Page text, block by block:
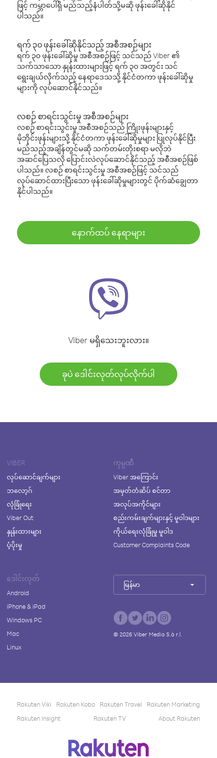
ဖြင့် ကမ္ဘာပေါ်ရှိ မည်သည့်နံပါတ်သို့မဆို ဖုန်းခေါ်ဆိုနိုင်
ပါသည်။
ရက် ၃၀ ဖုန်းခေါ်ဆိုနိုင်သည့် အစီအစဉ်များ
ရက် ၃၀ ဖုန်းခေါ်ဆိုမှု အစီအစဉ်ဖြင့် သင်သည် Viber ၏
သက်သာသော နှုန်းထားများဖြင့် ရက် ၃၀ အတွင်း သင်
ရွေးချယ်လိုက်သည့် နေရာဒေသသို့ နိုင်ငံတကာ ဖုန်းခေါ်ဆိုမှု
များကို လုပ်ဆောင်နိုင်သည်။
လစဉ် စာရင်းသွင်းမှု အစီအစဉ်များ
လစဉ် စာရင်းသွင်းမှု အစီအစဉ်သည် ကြိုးဖုန်းများနှင့်
မိုဘိုင်းဖုန်းများသို့ နိုင်ငံတကာ ဖုန်းခေါ်ဆိုမှုများ ပြုလုပ်နိုင်ပြီး
မည်သည့်အချိန်တွင်မဆို သက်တမ်းတိုးစရာ မလိုဘဲ
အဆင်ပြေသလို ပြောင်းလဲလုပ်ဆောင်နိုင်သည့် အစီအစဉ်ဖြစ်
ပါသည်။ လစဉ် စာရင်းသွင်းမှု အစီအစဉ်ဖြင့် သင်သည်
လုပ်ဆောင်ထားပြီးသော ဖုန်းခေါ်ဆိုမှုများတွင် ပိုက်ဆံချွေတာ
နိုင်ပါသည်။
နောက်ထပ် နေရာများ
Viber မရှိသေးဘူးလား။
ခုပဲ ဒေါင်းလုတ်လုပ်လိုက်ပါ
VIBER
လုပ်ဆောင်ချက်များ
ဘလော့ဂ်
လုံခြုံရေး
Viber Out
နှုန်းထားများ
ပံ့ပိုးမှု
ကုမ္ပဏီ
Viber အကြောင်း
အမှတ်တံဆိပ် စင်တာ
အလုပ်အကိုင်များ
စည်းကမ်းချက်များနှင့် မူဝါဒများ
ကိုယ်ရေးလုံခြုံမှု မူဝါဒ
Customer Complaints Code
ဒေါင်းလုတ်
Android
iPhone & iPad
Windows PC
Mac
Linux
မြန်မာ
© 2026Viber Media S.à r.l.
Rakuten Viki Rakuten Kobo Rakuten Travel
Rakuten Marketing
Rakuten Insight
Rakuten TV About Rakuten